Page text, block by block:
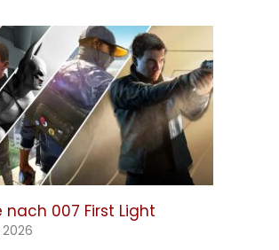
nach 007 First Light